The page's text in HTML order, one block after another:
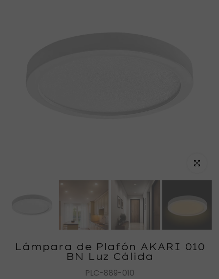
Haz
Lámpara de Plafón AKARI 010
BN Luz Cálida
PLC-889-010